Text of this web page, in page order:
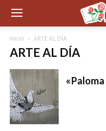
Inicio ARTE AL DÍA
ARTE AL DÍA